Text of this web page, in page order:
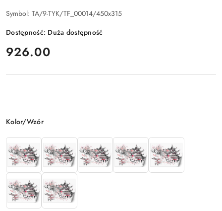
Symbol: TA/9-TYK/TF_00014/450x315
Dostępność: Duża dostępność
cena:
926.00
Wariant
Kolor/Wzór